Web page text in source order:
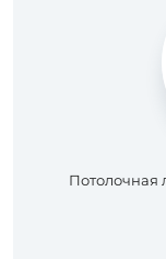
Потолочная